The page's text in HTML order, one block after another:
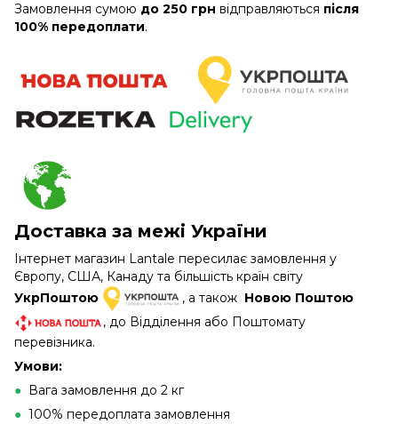
Замовлення сумою до 250 грн відправляються після
100% передоплати.
Доставка за межі України
Інтернет магазин Lantale пересилає замовлення у
Європу, США, Канаду та більшість країн світу
УкрПоштою
, а також Новою Поштою
, до Відділення або Поштомату
перевізника.
Умови:
● Вага замовлення до 2 кг
● 100% передоплата замовлення